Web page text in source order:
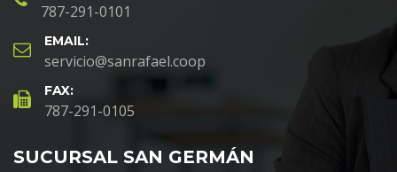
787-291-0101
EMAIL:
servicio@sanrafael.coop
FAX:
787-291-0105
SUCURSAL SAN GERMÁN